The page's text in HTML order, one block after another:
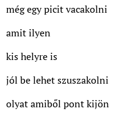
még egy picit vacakolni
amit ilyen
kis helyre is
jól be lehet szuszakolni
olyat amiből pont kijön